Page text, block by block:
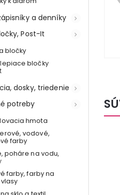
a denníky
Post-It
bločky
bločky
dosky, triedenie
potreby
hmota
vodové,
farby
poháre na vodu,
farby, farby na